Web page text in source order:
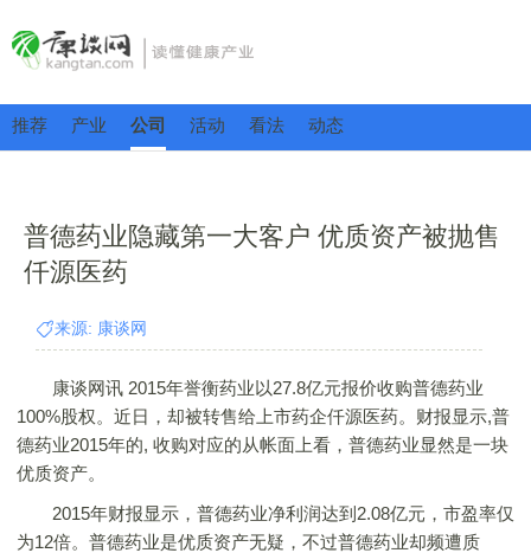
推荐 产业 公司 活动 看法 动态
普德药业隐藏第一大客户 优质资产被抛售
仟源医药
来源: 康谈网
康谈网讯 2015年誉衡药业以27.8亿元报价收购普德药业
100%股权。近日，却被转售给上市药企仟源医药。财报显示,普
德药业2015年的, 收购对应的从帐面上看，普德药业显然是一块
优质资产。
2015年财报显示，普德药业净利润达到2.08亿元，市盈率仅
为12倍。普德药业是优质资产无疑，不过普德药业却频遭质